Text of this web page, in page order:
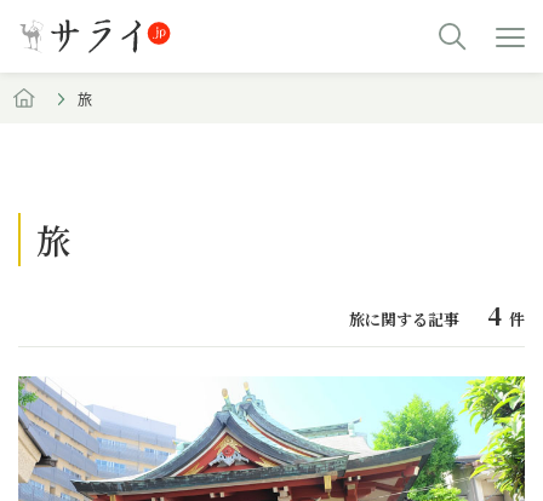
旅
旅
旅に関する記事 4 件